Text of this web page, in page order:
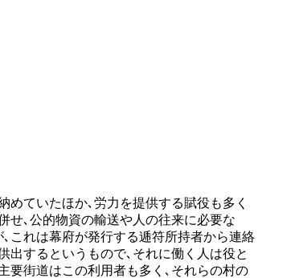
ていたほか､労力を提供する賦役も多く
せ､公的物資の輸送や人の往来に必要な
これは幕府が発行する逓符所持者から連絡
出するというもので､それに働く人は役と
要街道はこの利用者も多く､それらの村の